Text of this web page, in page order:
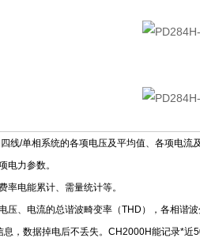
线/单相系统的各项电压及平均值、各项电
电力参数。
率电能累计、需量统计等。
压、电流的总谐波畸变率（THD），各相谐
，数据掉电后不丢失。CH2000H能记录*近